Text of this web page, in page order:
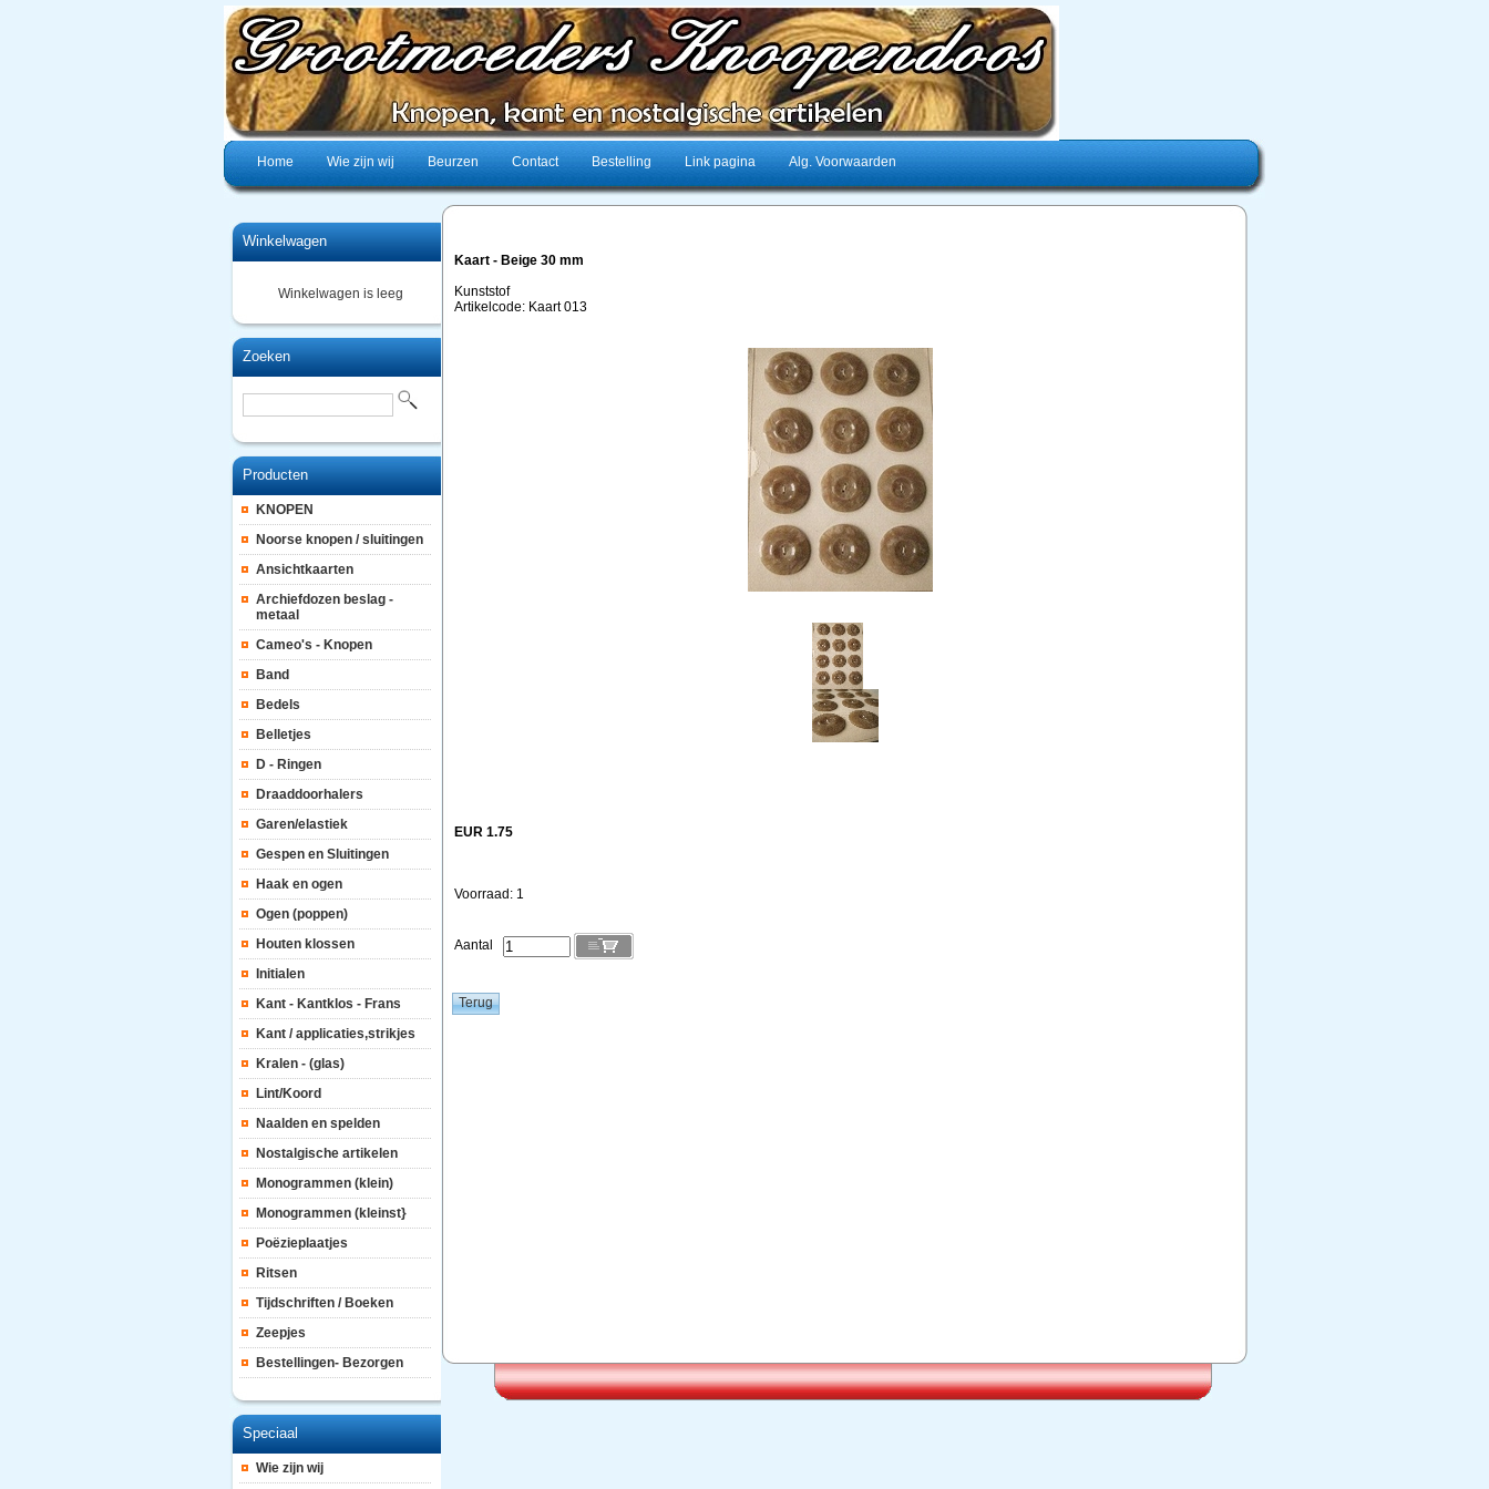
Home Wie zijn wij Beurzen Contact Bestelling Link pagina Alg. Voorwaarden
Winkelwagen
Winkelwagen is leeg
Zoeken
Producten
KNOPEN
Noorse knopen / sluitingen
Ansichtkaarten
Archiefdozen beslag -
metaal
Cameo's - Knopen
Band
Bedels
Belletjes
D - Ringen
Draaddoorhalers
Garen/elastiek
Gespen en Sluitingen
Haak en ogen
Ogen (poppen)
Houten klossen
Initialen
Kant - Kantklos - Frans
Kant / applicaties,strikjes
Kralen - (glas)
Lint/Koord
Naalden en spelden
Nostalgische artikelen
Monogrammen (klein)
Monogrammen (kleinst}
Poëzieplaatjes
Ritsen
Tijdschriften / Boeken
Zeepjes
Bestellingen- Bezorgen
Speciaal
Wie zijn wij
Kaart - Beige 30 mm
Kunststof
Artikelcode: Kaart 013
EUR 1.75
Voorraad: 1
Aantal